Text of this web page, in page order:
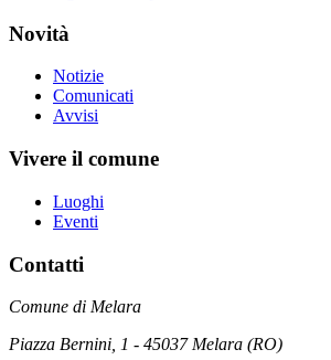
Novità
Notizie
Comunicati
Avvisi
Vivere il comune
Luoghi
Eventi
Contatti
Comune di Melara
Piazza Bernini, 1 - 45037 Melara (RO)